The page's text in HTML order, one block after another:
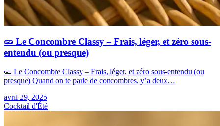
🥒 Le Concombre Classy – Frais, léger, et zéro sous-
entendu (ou presque)
🥒 Le Concombre Classy – Frais, léger, et zéro sous-entendu (ou
presque) Quand on te parle de concombres, y’a deux…
avril 29, 2025
Cocktail d'Été